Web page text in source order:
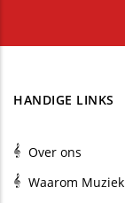
HANDIGE LINKS
Over ons
Waarom Muziek